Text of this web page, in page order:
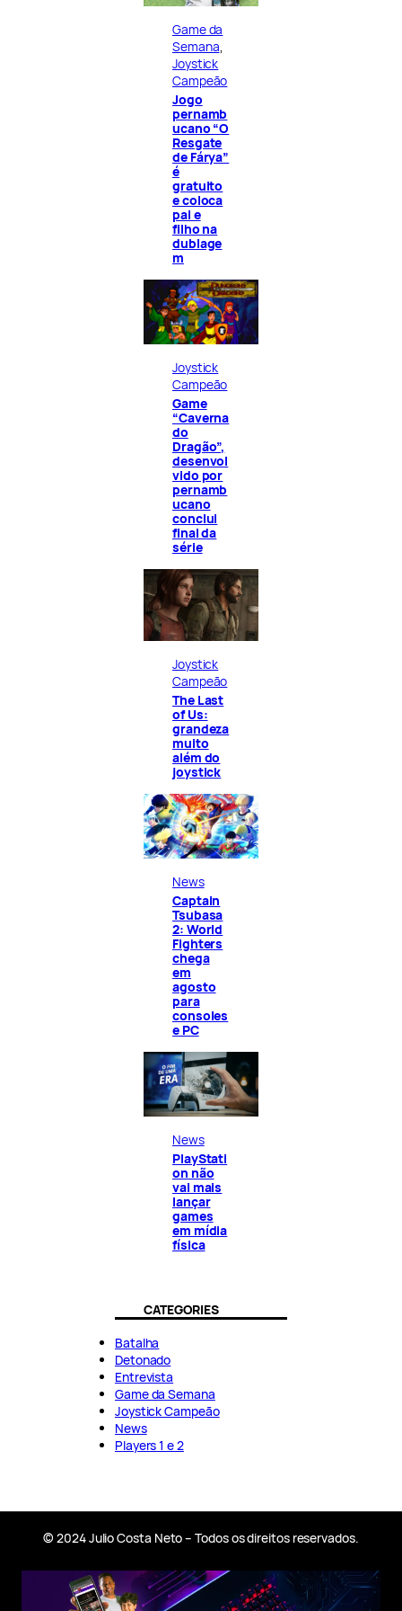
Game da
Semana
Joystick
Campeão
Jogo
pernamb
ucano “O
Resgate
de Fárya”
é
gratuito
e coloca
pai e
filho na
dublage
m
Joystick
Campeão
Game
“Caverna
do
Dragão”,
desenvol
vido por
pernamb
ucano
conclui
final da
série
Joystick
Campeão
The Last
of Us:
grandeza
muito
além do
joystick
News
Captain
Tsubasa
2: World
Fighters
chega
em
agosto
para
consoles
e PC
News
PlayStati
on não
vai mais
lançar
games
em mídia
física
CATEGORIES
Batalha
Detonado
Entrevista
Game da Semana
Joystick Campeão
News
Players 1 e 2
© 2024 Julio Costa Neto – Todos os direitos reservados.